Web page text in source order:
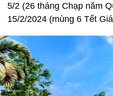
5/2 (26 tháng Chạp năm
15/2/2024 (mùng 6 Tết